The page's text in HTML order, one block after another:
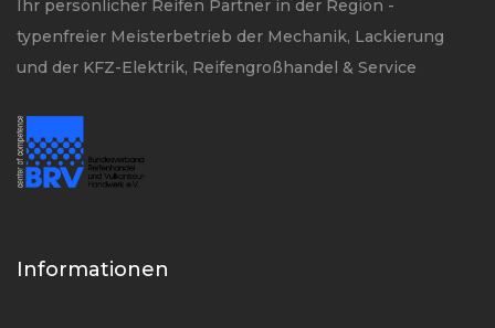
Ihr persönlicher Reifen Partner in der Region -
typenfreier Meisterbetrieb der Mechanik, Lackierung
und der KFZ-Elektrik, Reifengroßhandel & Service
Informationen